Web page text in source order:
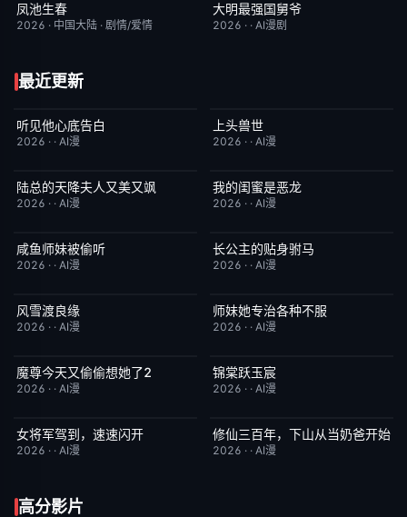
已完结
凤池生春
2026 · 中国大陆 · 剧情/爱情
完结
大明最强国舅爷
2026 · · AI漫剧
最近更新
完结
听见他心底告白
2026 · · AI漫
完结
上头兽世
2026 · · AI漫
完结
陆总的天降夫人又美又飒
2026 · · AI漫
完结
我的闺蜜是恶龙
2026 · · AI漫
完结
咸鱼师妹被偷听
2026 · · AI漫
完结
长公主的贴身驸马
2026 · · AI漫
完结
风雪渡良缘
2026 · · AI漫
完结
师妹她专治各种不服
2026 · · AI漫
完结
魔尊今天又偷偷想她了2
2026 · · AI漫
完结
锦棠跃玉宸
2026 · · AI漫
完结
女将军驾到，速速闪开
2026 · · AI漫
完结 5.0
修仙三百年，下山从当奶爸开始
2026 · · AI漫
高分影片